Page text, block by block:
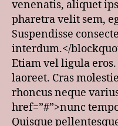
venenatis, aliquet
pharetra velit sem,
Suspendisse
interdum.</
Etiam vel ligula
laoreet. Cras
rhoncus neque
href=”#”>nunc
Quisque